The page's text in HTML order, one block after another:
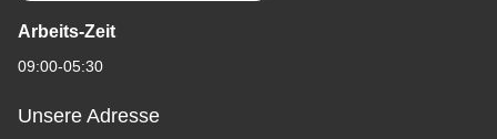
Arbeits-Zeit
09:00-05:30
Unsere Adresse